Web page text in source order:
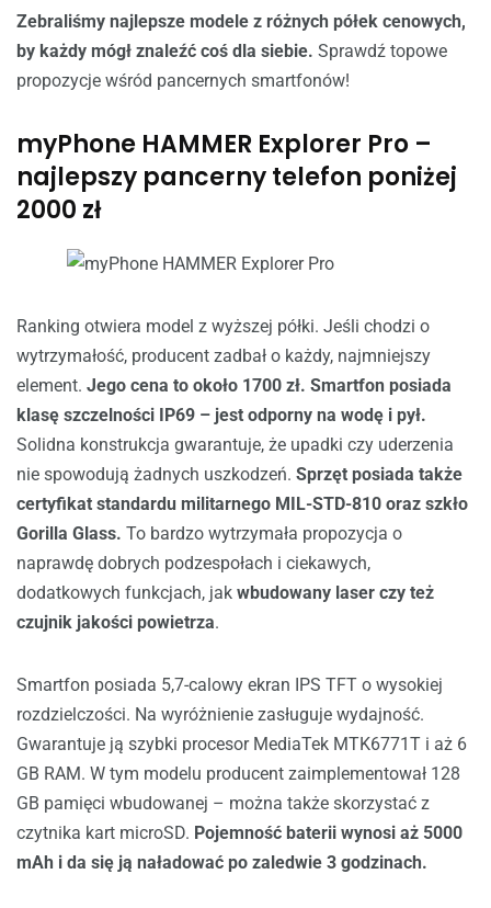
Zebraliśmy najlepsze modele z różnych półek cenowych,
by każdy mógł znaleźć coś dla siebie. Sprawdź topowe
propozycje wśród pancernych smartfonów!
myPhone HAMMER Explorer Pro –
najlepszy pancerny telefon poniżej
2000 zł
Ranking otwiera model z wyższej półki. Jeśli chodzi o
wytrzymałość, producent zadbał o każdy, najmniejszy
element. Jego cena to około 1700 zł. Smartfon posiada
klasę szczelności IP69 – jest odporny na wodę i pył.
Solidna konstrukcja gwarantuje, że upadki czy uderzenia
nie spowodują żadnych uszkodzeń. Sprzęt posiada także
certyfikat standardu militarnego MIL-STD-810 oraz szkło
Gorilla Glass. To bardzo wytrzymała propozycja o
naprawdę dobrych podzespołach i ciekawych,
dodatkowych funkcjach, jak wbudowany laser czy też
czujnik jakości powietrza.
Smartfon posiada 5,7-calowy ekran IPS TFT o wysokiej
rozdzielczości. Na wyróżnienie zasługuje wydajność.
Gwarantuje ją szybki procesor MediaTek MTK6771T i aż 6
GB RAM. W tym modelu producent zaimplementował 128
GB pamięci wbudowanej – można także skorzystać z
czytnika kart microSD. Pojemność baterii wynosi aż 5000
mAh i da się ją naładować po zaledwie 3 godzinach.